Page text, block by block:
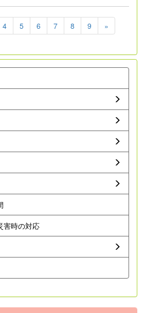
4 5 6 7 8 9 »
害時の対応